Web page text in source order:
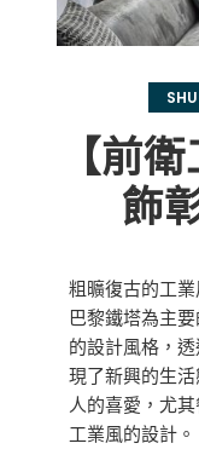
【前
飾
粗曠復古的工
巴黎鐵塔為主
的設計風格，
現了新興的生
人的喜愛，尤
工業風的設計。